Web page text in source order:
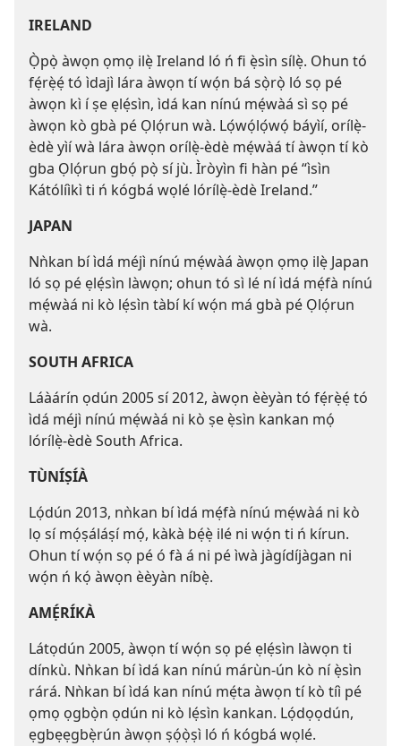
IRELAND
Ọ̀pọ̀ àwọn ọmọ ilẹ̀ Ireland ló ń fi ẹ̀sìn sílẹ̀. Ohun tó
fẹ́rẹ̀ẹ́ tó ìdajì lára àwọn tí wọ́n bá sọ̀rọ̀ ló sọ pé
àwọn kì í ṣe ẹlẹ́sìn, ìdá kan nínú mẹ́wàá sì sọ pé
àwọn kò gbà pé Ọlọ́run wà. Lọ́wọ́lọ́wọ́ báyìí, orílẹ̀-
èdè yìí wà lára àwọn orílẹ̀-èdè mẹ́wàá tí àwọn tí kò
gba Ọlọ́run gbọ́ pọ̀ sí jù. Ìròyìn fi hàn pé “ìsìn
Kátólíìkì ti ń kógbá wọlé lórílẹ̀-èdè Ireland.”
JAPAN
Nǹkan bí ìdá méjì nínú mẹ́wàá àwọn ọmọ ilẹ̀ Japan
ló sọ pé ẹlẹ́sìn làwọn; ohun tó sì lé ní ìdá mẹ́fà nínú
mẹ́wàá ni kò lẹ́sìn tàbí kí wọ́n má gbà pé Ọlọ́run
wà.
SOUTH AFRICA
Láàárín ọdún 2005 sí 2012, àwọn èèyàn tó fẹ́rẹ̀ẹ́ tó
ìdá méjì nínú mẹ́wàá ni kò ṣe ẹ̀sìn kankan mọ́
lórílẹ̀-èdè South Africa.
TÙNÍṢÍÀ
Lọ́dún 2013, nǹkan bí ìdá mẹ́fà nínú mẹ́wàá ni kò
lọ sí mọ́ṣáláṣí mọ́, kàkà bẹ́ẹ̀ ilé ni wọ́n ti ń kírun.
Ohun tí wọ́n sọ pé ó fà á ni pé ìwà jàgídíjàgan ni
wọ́n ń kọ́ àwọn èèyàn níbẹ̀.
AMẸ́RÍKÀ
Látọdún 2005, àwọn tí wọ́n sọ pé ẹlẹ́sìn làwọn ti
dínkù. Nǹkan bí ìdá kan nínú márùn-ún kò ní ẹ̀sìn
rárá. Nǹkan bí ìdá kan nínú mẹ́ta àwọn tí kò tíì pé
ọmọ ọgbọ̀n ọdún ni kò lẹ́sìn kankan. Lọ́dọọdún,
ẹgbẹẹgbẹ̀rún àwọn ṣọ́ọ̀ṣì ló ń kógbá wọlé.